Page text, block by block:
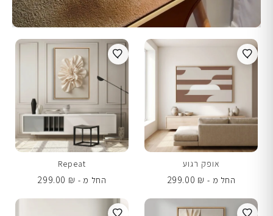
אופק רגוע
החל מ -
299.00 ₪
Repeat
החל מ -
299.00 ₪